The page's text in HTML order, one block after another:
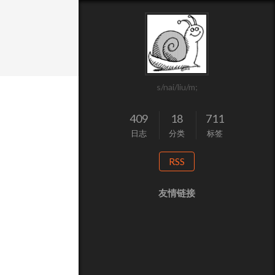
s/nai/liu/m;
409
日志
18
分类
711
标签
RSS
友情链接